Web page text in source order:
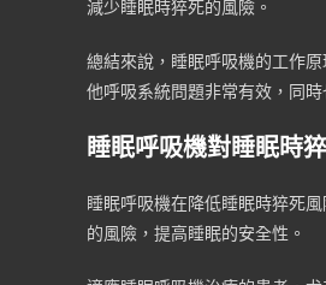
減少睡眠時猝死的風險。
總結來說，睡眠呼吸機的工作
他呼吸系統問題非常有效，同
睡眠呼吸機對睡眠時
睡眠呼吸機在降低睡眠時猝死
的風險，提高睡眠的安全性。